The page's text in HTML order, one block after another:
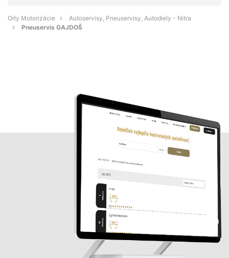
Orly Motorizácie
Autoservisy, Pneuservisy, Autodiely - Nitra
Pneuservis GAJDOŠ